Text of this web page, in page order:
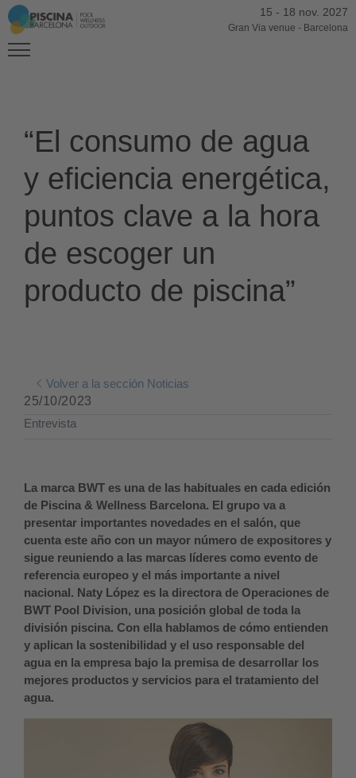
15 - 18 nov. 2027
Gran Via venue - Barcelona
“El consumo de agua
y eficiencia energética,
puntos clave a la hora
de escoger un
producto de piscina”
Volver a la sección Noticias
25/10/2023
Entrevista
La marca BWT es una de las habituales en cada edición
de Piscina & Wellness Barcelona. El grupo va a
presentar importantes novedades en el salón, que
cuenta este año con un mayor número de expositores y
sigue reuniendo a las marcas líderes como evento de
referencia europeo y el más importante a nivel
nacional. Naty López es la directora de Operaciones de
BWT Pool Division, una posición global de toda la
división piscina. Con ella hablamos de cómo entienden
y aplican la sostenibilidad y el uso responsable del
agua en la empresa bajo la premisa de desarrollar los
mejores productos y servicios para el tratamiento del
agua.